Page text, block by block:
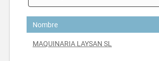
Nombre
MAQUINARIA LAYSAN SL